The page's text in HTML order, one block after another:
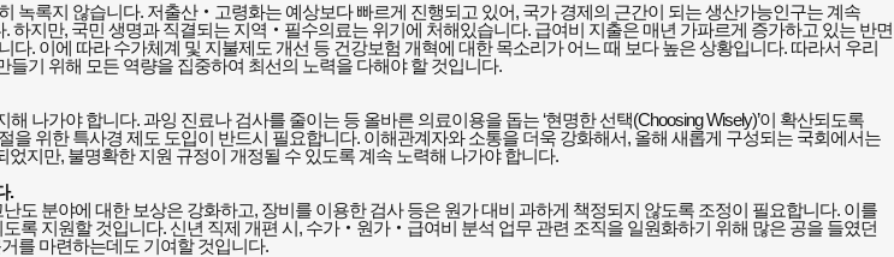
녹록지 않습니다. 저출산‧ 고령화는 예상보다 빠르게 진행되고 있어, 국가 경제의 근간이 되는 생산가능인구는 계속
.하지만, 국민 생명과 직결되는 지역 ‧ 필수의료는 위기에 처해있습니다. 급여비 지출은 매년 가파르게 증가하고 있는 반면
다. 이에 따라 수가체계 및 지불제도 개선 등 건강보험 개혁에 대한 목소리가 어느 때 보다 높은 상황입니다. 따라서 우리
기 위해 모든 역량을 집중하여 최선의 노력을 다해야 할 것입니다.
해 나가야 합니다.과잉 진료나 검사를 줄이는 등 올바른 의료이용을 돕는 ‘현명한 선택(Choosing Wisely)’이 확산되도록
을 위한 특사경 제도 도입이 반드시 필요합니다. 이해관계자와 소통을 더욱 강화해서, 올해 새롭게 구성되는 국회에서는
었지만, 불명확한 지원 규정이 개정될 수 있도록 계속 노력해 나가야 합니다.
.
난도 분야에 대한 보상은 강화하고, 장비를 이용한 검사 등은 원가 대비 과하게 책정되지 않도록 조정이 필요합니다. 이를
록 지원할 것입니다. 신년 직제 개편 시, 수가‧ 원가‧ 급여비 분석 업무 관련 조직을 일원화하기 위해 많은 공을 들였던
를 마련하는데도 기여할 것입니다.